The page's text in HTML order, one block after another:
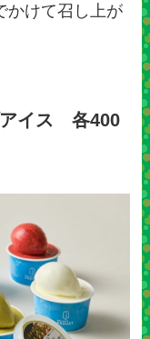
かけて召し上が
アイス 各400